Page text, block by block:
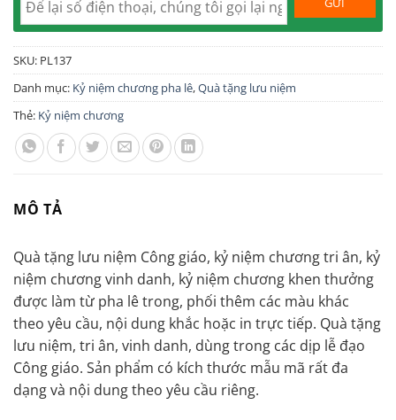
SKU: PL137
Danh mục: Kỷ niệm chương pha lê,Quà tặng lưu niệm
Thẻ: Kỷ niệm chương
MÔ TẢ
Quà tặng lưu niệm Công giáo, kỷ niệm chương tri ân, kỷ
niệm chương vinh danh, kỷ niệm chương khen thưởng
được làm từ pha lê trong, phối thêm các màu khác
theo yêu cầu, nội dung khắc hoặc in trực tiếp. Quà tặng
lưu niệm, tri ân, vinh danh, dùng trong các dịp lễ đạo
Công giáo. Sản phẩm có kích thước mẫu mã rất đa
dạng và nội dung theo yêu cầu riêng.